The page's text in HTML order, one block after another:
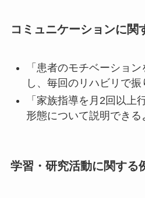
コミュニケーションに関
「患者のモチベーショ
し、毎回のリハビリで振
「家族指導を月2回以上
形態について説明できる
学習・研究活動に関する